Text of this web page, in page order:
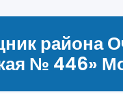
района
№ 446»‎